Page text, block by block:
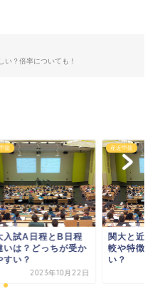
い？倍率についても！
とB日程
ちが受か
年10月22日
産近甲龍
関大と近大の学生街
較や特徴！どっちが